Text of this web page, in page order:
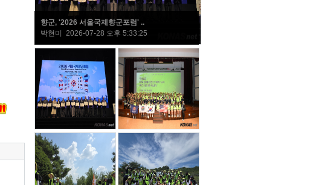
향군, '2026 서울국제향군포럼' ..
박현미 2026-07-28 오후 5:33:25